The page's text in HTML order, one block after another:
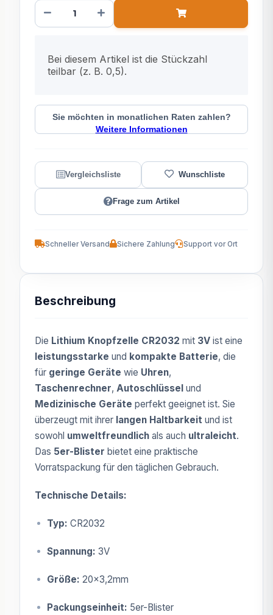
Bei diesem Artikel ist die Stückzahl
teilbar (z. B. 0,5).
Sie möchten in monatlichen Raten zahlen?
Weitere Informationen
Frage zum Artikel
Schneller Versand Sichere Zahlung Support vor Ort
Beschreibung
Die Lithium Knopfzelle CR2032 mit 3V ist eine
leistungsstarke und kompakte Batterie, die
für geringe Geräte wie Uhren,
Taschenrechner, Autoschlüssel und
Medizinische Geräte perfekt geeignet ist. Sie
überzeugt mit ihrer langen Haltbarkeit und ist
sowohl umweltfreundlich als auch ultraleicht.
Das 5er-Blister bietet eine praktische
Vorratspackung für den täglichen Gebrauch.
Technische Details:
Typ: CR2032
Spannung: 3V
Größe: 20x3,2mm
Packungseinheit: 5er-Blister